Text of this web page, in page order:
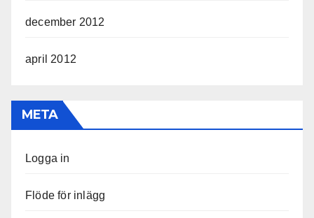
december 2012
april 2012
META
Logga in
Flöde för inlägg